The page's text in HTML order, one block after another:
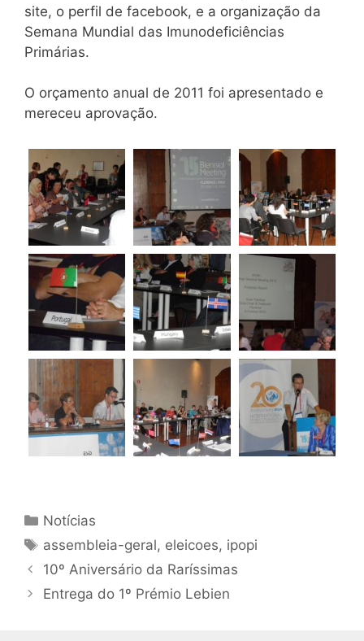
site, o perfil de facebook, e a organização da
Semana Mundial das Imunodeficiências
Primárias.
O orçamento anual de 2011 foi apresentado e
mereceu aprovação.
Categorias
Notícias
Etiquetas
assembleia-geral, eleicoes, ipopi
10º Aniversário da Raríssimas
Entrega do 1º Prémio Lebien